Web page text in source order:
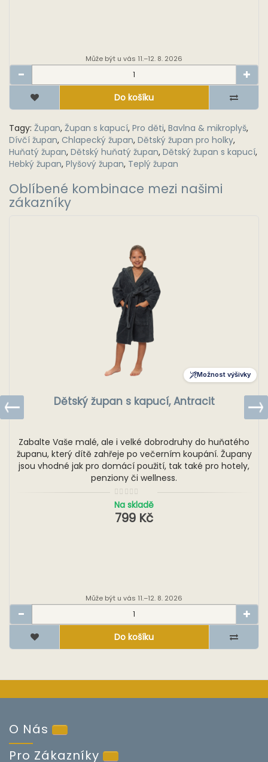
Může být u vás 11.–12. 8. 2026
Do košíku
Tagy: Župan, Župan s kapucí, Pro děti, Bavlna & mikroplyš,
Dívčí župan, Chlapecký župan, Dětský župan pro holky,
Huňatý župan, Dětský huňatý župan, Dětský župan s kapucí,
Hebký župan, Plyšový župan, Teplý župan
Oblíbené kombinace mezi našimi
zákazníky
Možnost výšivky
Dětský župan s kapucí, Antracit
Zabalte Vaše malé, ale i velké dobrodruhy do huňatého
županu, který dítě zahřeje po večerním koupání. Župany
jsou vhodné jak pro domácí použití, tak také pro hotely,
penziony či wellness.
Na skladě
799 Kč
Může být u vás 11.–12. 8. 2026
Do košíku
O Nás
Pro Zákazníky